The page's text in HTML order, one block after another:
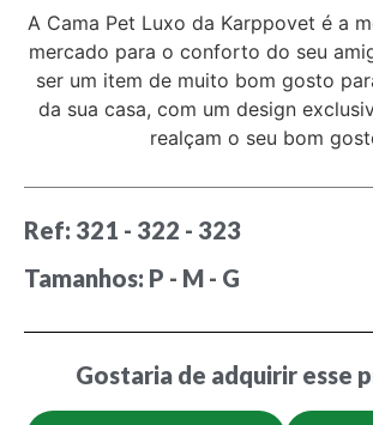
A Cama Pet Luxo da Karppovet é a
mercado para o conforto do seu
ser um item de muito bom gosto
da sua casa, com um design
realçam o seu bom
Ref: 321 - 322 - 323
Tamanhos: P - M - G
Gostaria de adquirir esse